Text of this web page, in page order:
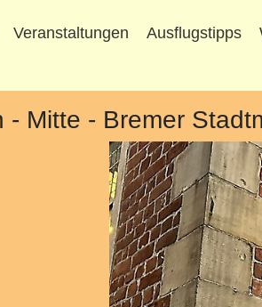
Veranstaltungen Ausflugstipps
- Mitte - Bremer